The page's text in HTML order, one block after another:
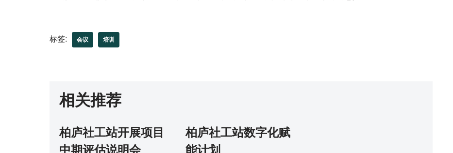
标签: 会议 培训
相关推荐
柏庐社工站开展项目
中期评估说明会
柏庐社工站数字化赋
能计划